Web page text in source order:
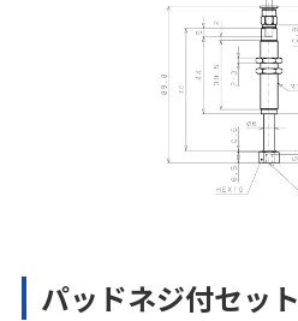
パッドネジ付セット